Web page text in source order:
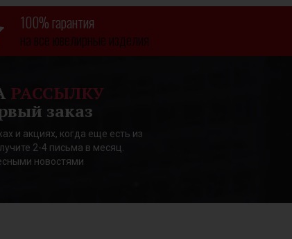
100% гарантия
на все ювелирные изделия
РАССЫЛКУ
заказ
и акциях, когда еще есть из
2-4 письма в месяц.
новостями